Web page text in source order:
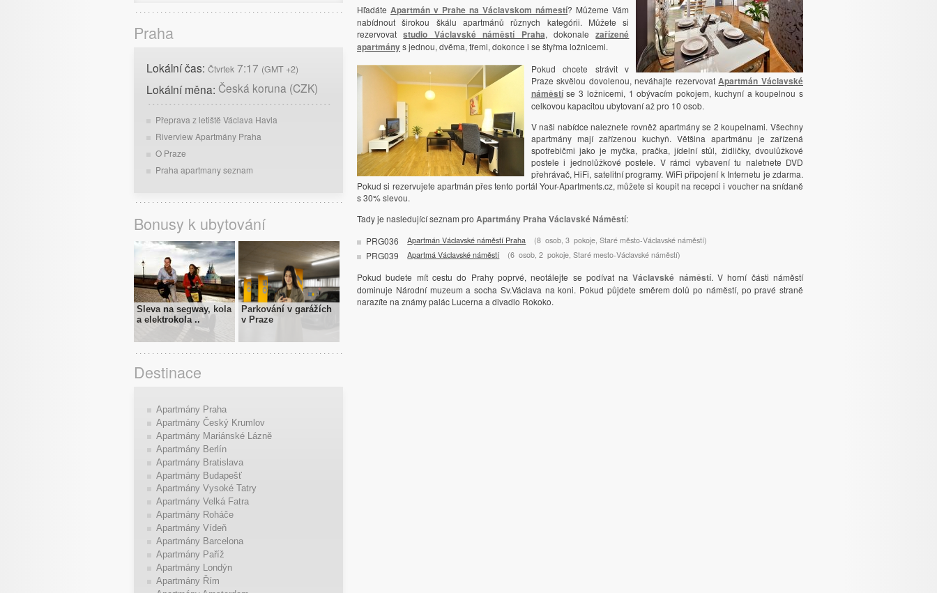
HľadáteApartmán v Prahe na Václavskom námestí? Můžeme Vám
nabídnout širokou škálu apartmánů různych kategórii. Můžete si
rezervovatstudio Václavské náměstí Praha, dokonalezařízené
apartmánys jednou, dvěma, třemi, dokonce i se štyřma ložnicemi.
Pokud chcete strávit v
Praze skvělou dovolenou, neváhajte rezervovatApartmán Václavské
náměstíse 3 ložnicemi, 1 obývacím pokojem, kuchyní a koupelnou s
celkovou kapacitou ubytovaní až pro 10 osob.
V naši nabídce naleznete rovněž apartmány se 2 koupelnami. Všechny
apartmány mají zařízenou kuchyň. Většina apartmánu je zařízená
spotřebičmi jako je myčka, pračka, jídelní stůl, židličky, dvoulůžkové
postele i jednolůžkové postele. V rámci vybavení tu naletnete DVD
přehrávač, HiFi, satelitní programy. WiFi připojení k Internetu je zdarma.
Pokud si rezervujete apartmán přes tento portál Your-Apartments.cz, můžete si koupit na recepci i voucher na snídaně
s 30% slevou.
Tady je nasledující seznam pro Apartmány Praha Václavské Náměstí:
PRG036
Apartmán Václavské náměstí Praha (8osob , 3pokoje , Staré město-Václavské náměstí)
PRG039 Apartmá Václavské náměstí (6osob, 2pokoje, Staré mesto-Václavské náměstí)
Pokud budete mít cestu do Prahy poprvé, neotálejte se podívat naVáclavské náměstí. V horní části náměstí
dominuje Národní muzeum a socha Sv.Václava na koni. Pokud půjdete směrem dolů po náměstí, po pravé straně
narazíte na známy palác Lucerna a divadlo Rokoko.
Praha
Lokální čas: Čtvrtek 7:17 (GMT +2)
Lokální měna: Česká koruna (CZK)
Přeprava z letiště Václava Havla
Riverview Apartmány Praha
O Praze
Praha apartmany seznam
Bonusy k ubytování
Sleva na segway, kola
a elektrokola ..
Parkování v garážích
v Praze
Destinace
Apartmány Praha
Apartmány Český Krumlov
Apartmány Mariánské Lázně
Apartmány Berlín
Apartmány Bratislava
Apartmány Budapešť
Apartmány Vysoké Tatry
Apartmány Velká Fatra
Apartmány Roháče
Apartmány Vídeň
Apartmány Barcelona
Apartmány Paříž
Apartmány Londýn
Apartmány Řím